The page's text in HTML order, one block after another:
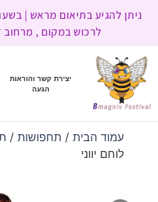
לרכוש במקום , מרחוב
יצירת קשר והוראות
הגעה
עמוד הבית/ תחפושות/
לוחם יווני